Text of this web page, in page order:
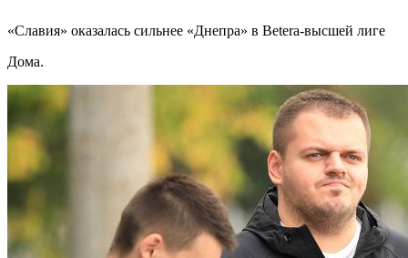
«Славия» оказалась сильнее «Днепра» в Betera-высшей лиге
Дома.